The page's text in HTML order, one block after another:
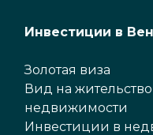
Инвестиции в
Золотая виза
Вид на
недвижимости
Инвестиции в